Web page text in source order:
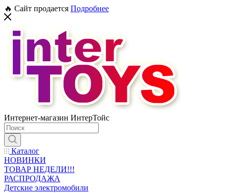
🔥 Сайт продается Подробнее
Интернет-магазин ИнтерТойс
Каталог
НОВИНКИ
ТОВАР НЕДЕЛИ!!!
РАСПРОДАЖА
Детские электромобили